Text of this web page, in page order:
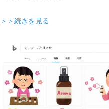
＞＞続きを見る